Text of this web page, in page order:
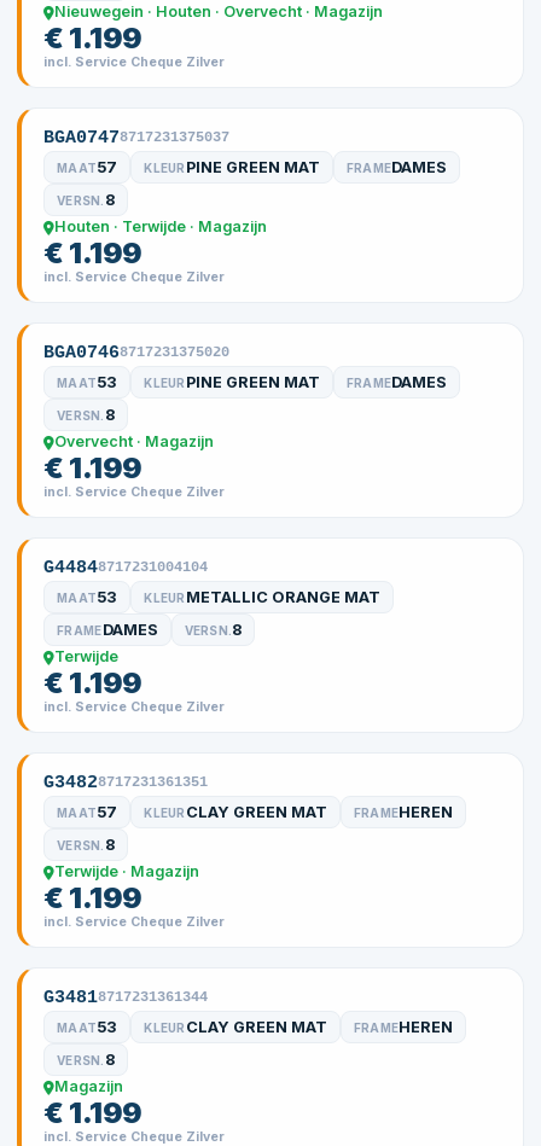
Nieuwegein · Houten · Overvecht · Magazijn
€ 1.199
incl. Service Cheque Zilver
BGA07478717231375037
MAAT57 KLEUR PINE GREEN MAT FRAMEDAMES
VERSN. 8
Houten · Terwijde · Magazijn
€ 1.199
incl. Service Cheque Zilver
BGA07468717231375020
MAAT53 KLEUR PINE GREEN MAT FRAMEDAMES
VERSN. 8
Overvecht · Magazijn
€ 1.199
incl. Service Cheque Zilver
G44848717231004104
MAAT53 KLEUR METALLIC ORANGE MAT
FRAMEDAMES VERSN. 8
Terwijde
€ 1.199
incl. Service Cheque Zilver
G34828717231361351
MAAT57 KLEUR CLAY GREEN MAT FRAMEHEREN
VERSN. 8
Terwijde · Magazijn
€ 1.199
incl. Service Cheque Zilver
G34818717231361344
MAAT53 KLEUR CLAY GREEN MAT FRAMEHEREN
VERSN. 8
Magazijn
€ 1.199
incl. Service Cheque Zilver